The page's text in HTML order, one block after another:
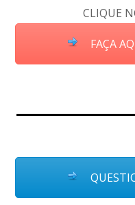
CLIQUE
FAÇA